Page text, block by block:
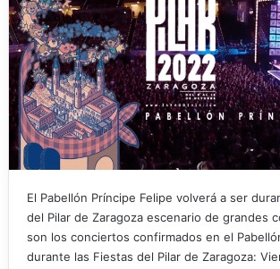
El Pabellón Príncipe Felipe volverá a ser
del Pilar de Zaragoza escenario de grandes
son los conciertos confirmados en el
durante las Fiestas del Pilar de Zaragoza: